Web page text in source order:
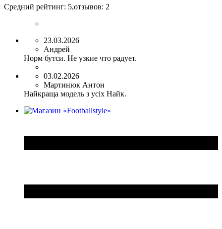
Средний рейтинг: 5,отзывов: 2
23.03.2026
Андрей
Норм бутси. Не узкие что радует.
03.02.2026
Мартинюк Антон
Найкраща модель з усіх Найк.